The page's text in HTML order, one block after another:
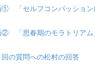
① 「セルフコンパッション
② 「思春期のモラトリアム
の質問への松村の回答